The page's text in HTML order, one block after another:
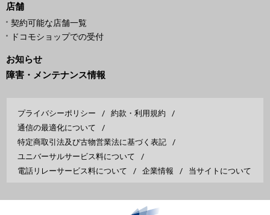
店舗
契約可能な店舗一覧
ドコモショップでの受付
お知らせ
障害・メンテナンス情報
プライバシーポリシー
約款・利用規約
通信の最適化について
特定商取引法及び古物営業法に基づく表記
ユニバーサルサービス料について
電話リレーサービス料について
企業情報 当サイトについて